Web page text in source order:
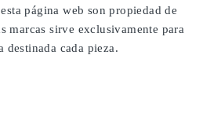
página web son propiedad de
marcas sirve exclusivamente para
cada pieza.